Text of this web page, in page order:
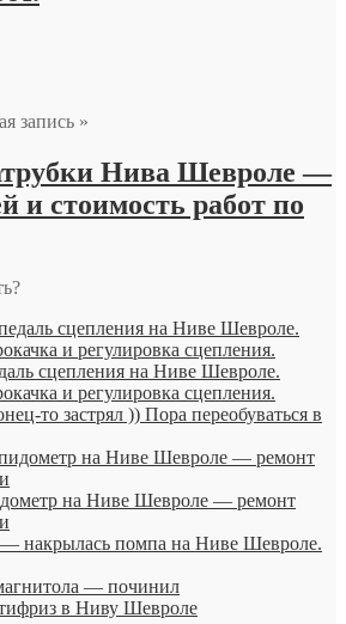
запись »
Нива Шевроле —
и стоимость работ по
сцепления на Ниве Шевроле.
и регулировка сцепления.
то застрял )) Пора переобуваться в
на Ниве Шевроле — ремонт
— накрылась помпа на Ниве Шевроле.
— починил
в Ниву Шевроле